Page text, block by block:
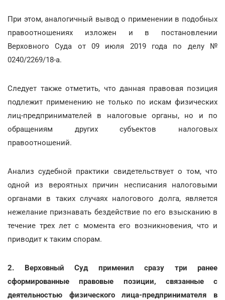
При этом, аналогичный вывод о применении в подобных
правоотношениях изложен и в постановлении
Верховного Суда от 09 июля 2019 года по делу №
0240/2269/18-а.
Следует также отметить, что данная правовая позиция
подлежит применению не только по искам физических
лиц-предпринимателей в налоговые органы, но и по
обращениям других субъектов налоговых
правоотношений.
Анализ судебной практики свидетельствует о том, что
одной из вероятных причин несписания налоговыми
органами в таких случаях налогового долга, является
нежелание признавать бездействие по его взысканию в
течение трех лет с момента его возникновения, что и
приводит к таким спорам.
2. Верховный Суд применил сразу три ранее
сформированные правовые позиции, связанные с
деятельностью физического лица-предпринимателя в